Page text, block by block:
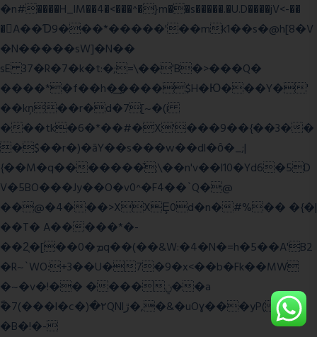
�n#����H_lM��4�<���^�}m��s�����.�U.D����jV<-��
�A��Ɗ9���*�����'��mk1��s�@h[8�V
�N�����sW]�N��
sE 37�R�7�k�t:�;=\��'B�>���Q�
����*�f��h�͢����$H�Ю���Y�'
��kņ��r�d�7[~�(i
���tk�6�*��#�X'���9��{��3��
�$��r�)�āY��s���w��dl�ȏ�_;|
{��M�q�������̆;\��n'v��l10�Yd6�5D
V�5BO���Jy��O�v0^�F4��`Q�@
��@�4���>XXȨ0d�n�#%�� �{�|
��T� A�����*�-
��2͔�[��0�ܡq��(��&W:�4�N�=h�5��A'B2
�R~`WO:+3��U�7�9�x<��b�Fk��MW
�~�v�!�� ����ݧ��a
ّ�7(���l�c�)�۲QNlڙ�,�&�uOɣ���yP( z�D|
�B�!�-